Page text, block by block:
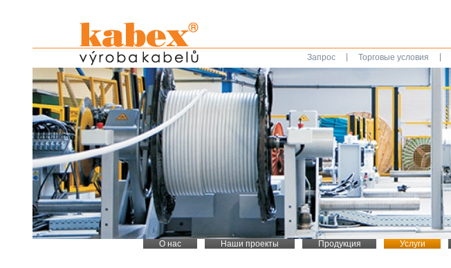
Запрос Торговые условия
О нас Наши проекты Продукция Услуги